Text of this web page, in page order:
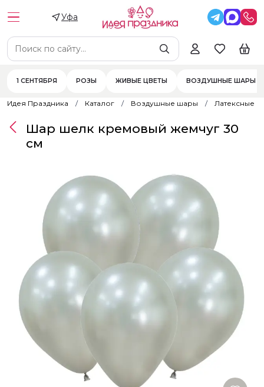
Уфа
1 СЕНТЯБРЯ РОЗЫ ЖИВЫЕ ЦВЕТЫ ВОЗДУШНЫЕ ШАРЫ
Идея Праздника Каталог Воздушные шары Латексные
Шар шелк кремовый жемчуг 30
см